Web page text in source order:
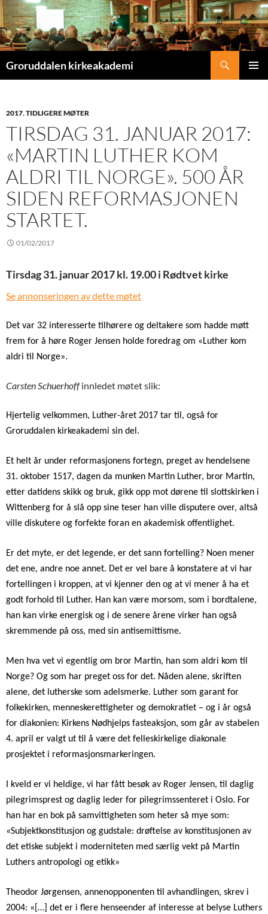
Groruddalen kirkeakademi
2017,TIDLIGERE MØTER
TIRSDAG 31. JANUAR 2017:
«MARTIN LUTHER KOM
ALDRI TIL NORGE». 500 ÅR
SIDEN REFORMASJONEN
STARTET.
01/02/2017
Tirsdag 31. januar 2017 kl. 19.00 i Rødtvet kirke
Se annonseringen av dette møtet
Det var 32 interesserte tilhørere og deltakere som hadde møtt
frem for å høre Roger Jensen holde foredrag om «Luther kom
aldri til Norge».
Carsten Schuerhoffinnledet møtet slik:
Hjertelig velkommen, Luther-året 2017 tar til, også for
Groruddalen kirkeakademi sin del.
Et helt år under reformasjonens fortegn, preget av hendelsene
31. oktober 1517, dagen da munken Martin Luther, bror Martin,
etter datidens skikk og bruk, gikk opp mot dørene til slottskirken i
Wittenberg for å slå opp sine teser han ville disputere over, altså
ville diskutere og forfekte foran en akademisk offentlighet.
Er det myte, er det legende, er det sann fortelling? Noen mener
det ene, andre noe annet. Det er vel bare å konstatere at vi har
fortellingen i kroppen, at vi kjenner den og at vi mener å ha et
godt forhold til Luther. Han kan være morsom, som i bordtalene,
han kan virke energisk og i de senere årene virker han også
skremmende på oss, med sin antisemittisme.
Men hva vet vi egentlig om bror Martin, han som aldri kom til
Norge? Og som har preget oss for det. Nåden alene, skriften
alene, det lutherske som adelsmerke. Luther som garant for
folkekirken, menneskerettigheter og demokratiet – og i år også
for diakonien: Kirkens Nødhjelps fasteaksjon, som går av stabelen
4. april er valgt ut til å være det felleskirkelige diakonale
prosjektet i reformasjonsmarkeringen.
I kveld er vi heldige, vi har fått besøk av Roger Jensen, til daglig
pilegrimsprest og daglig leder for pilegrimssenteret i Oslo. For
han har en bok på samvittigheten som heter så mye som:
«Subjektkonstitusjon og gudstale: drøftelse av konstitusjonen av
det etiske subjekt i moderniteten med særlig vekt på Martin
Luthers antropologi og etikk»
Theodor Jørgensen, annenopponenten til avhandlingen, skrev i
2004: «[…] det er i flere henseender af interesse at belyse Luthers